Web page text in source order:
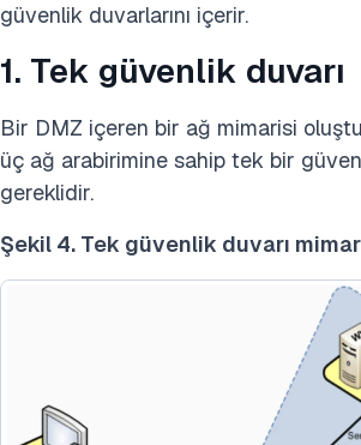
güvenlik duvarlarını içerir.
1. Tek güvenlik duvarı
Bir DMZ içeren bir ağ mimarisi
üç ağ arabirimine sahip tek bir
gereklidir.
Şekil 4. Tek güvenlik duvarı